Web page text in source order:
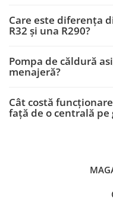
Care este diferența
R32 și una R290?
Pompa de căldură
menajeră?
Cât costă
față de o centrală pe